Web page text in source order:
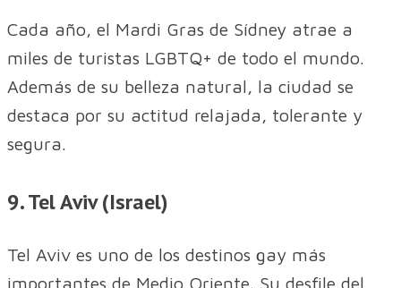
Cada año, el Mardi Gras de Sídney atrae a
miles de turistas LGBTQ+ de todo el mundo.
Además de su belleza natural, la ciudad se
destaca por su actitud relajada, tolerante y
segura.
9. Tel Aviv (Israel)
Tel Aviv es uno de los destinos gay más
importantes de Medio Oriente. Su desfile del